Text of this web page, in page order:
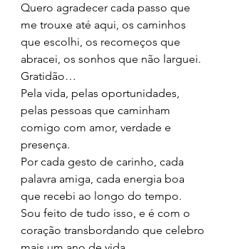
Quero agradecer cada passo que
me trouxe até aqui, os caminhos
que escolhi, os recomeços que
abracei, os sonhos que não larguei.
Gratidão…
Pela vida, pelas oportunidades,
pelas pessoas que caminham
comigo com amor, verdade e
presença.
Por cada gesto de carinho, cada
palavra amiga, cada energia boa
que recebi ao longo do tempo.
Sou feito de tudo isso, e é com o
coração transbordando que celebro